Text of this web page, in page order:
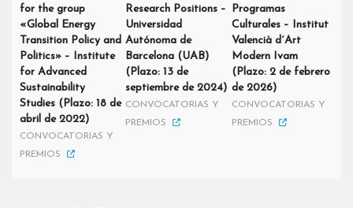
for the group
«Global Energy
Transition Policy and
Politics» – Institute
for Advanced
Sustainability
Studies (Plazo: 18 de
abril de 2022)
CONVOCATORIAS Y
PREMIOS
Research Positions –
Universidad
Autónoma de
Barcelona (UAB)
(Plazo: 13 de
septiembre de 2024)
CONVOCATORIAS Y
PREMIOS
Programas
Culturales – Institut
Valencià d´Art
Modern Ivam
(Plazo: 2 de febrero
de 2026)
CONVOCATORIAS Y
PREMIOS